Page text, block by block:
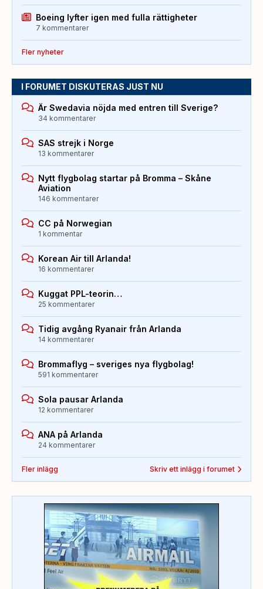
Boeing lyfter igen med fulla rättigheter
7 kommentarer
Fler nyheter
I FORUMET DISKUTERAS JUST NU
Är Swedavia nöjda med entren till Sverige?
34 kommentarer
SAS strejk i Norge
13 kommentarer
Nytt flygbolag startar på Bromma – Skåne
Aviation
146 kommentarer
CC på Norwegian
1 kommentar
Korean Air till Arlanda!
16 kommentarer
Kuggat PPL-teorin…
25 kommentarer
Tidig avgång Ryanair från Arlanda
14 kommentarer
Brommaflyg – sveriges nya flygbolag!
591 kommentarer
Sola pausar Arlanda
12 kommentarer
ANA på Arlanda
24 kommentarer
Fler inlägg Skriv ett inlägg i forumet